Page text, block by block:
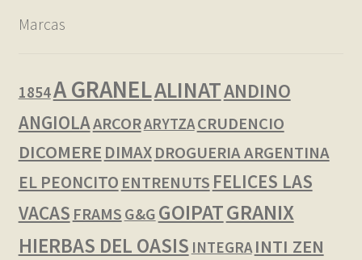
Marcas
1854A GRANELALINATANDINO
ANGIOLAARCORARYTZACRUDENCIO
DICOMERE DIMAX DROGUERIA ARGENTINA
EL PEONCITO ENTRENUTS FELICES LAS
VACAS FRAMS G&G GOIPATGRANIX
HIERBAS DEL OASIS INTEGRA INTI ZEN